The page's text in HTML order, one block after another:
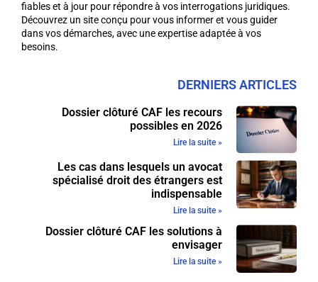
fiables et à jour pour répondre à vos interrogations juridiques.
Découvrez un site conçu pour vous informer et vous guider
dans vos démarches, avec une expertise adaptée à vos
besoins.
DERNIERS ARTICLES
Dossier clôturé CAF les recours
possibles en 2026
Lire la suite »
Les cas dans lesquels un avocat
spécialisé droit des étrangers est
indispensable
Lire la suite »
Dossier clôturé CAF les solutions à
envisager
Lire la suite »